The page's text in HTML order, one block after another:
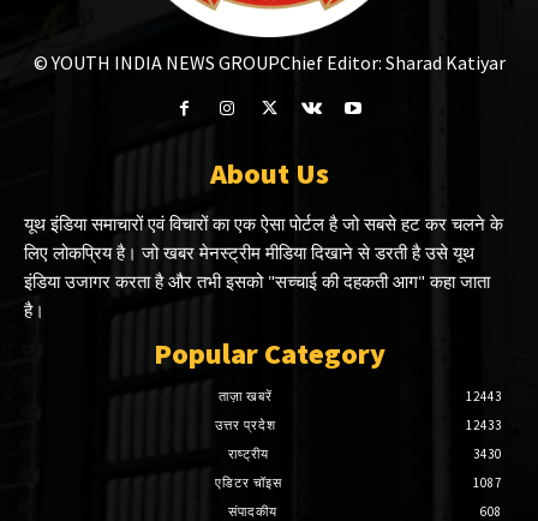
© YOUTH INDIA NEWS GROUPChief Editor: Sharad Katiyar
About Us
यूथ इंडिया समाचारों एवं विचारों का एक ऐसा पोर्टल है जो सबसे हट कर चलने के
लिए लोकप्रिय है। जो खबर मेनस्ट्रीम मीडिया दिखाने से डरती है उसे यूथ
इंडिया उजागर करता है और तभी इसको "सच्चाई की दहकती आग" कहा जाता
है।
Popular Category
ताज़ा खबरें
12443
उत्तर प्रदेश
12433
राष्ट्रीय
3430
एडिटर चॉइस
1087
संपादकीय
608